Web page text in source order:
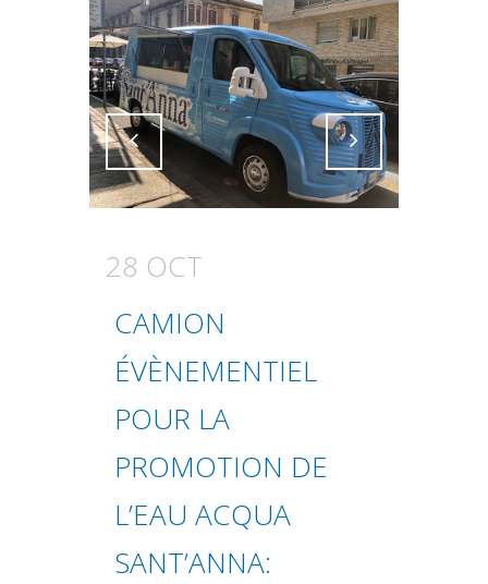
Attiva comando Attiva comando
28 OCT
CAMION
ÉVÈNEMENTIEL
POUR LA
PROMOTION DE
L’EAU ACQUA
SANT’ANNA: